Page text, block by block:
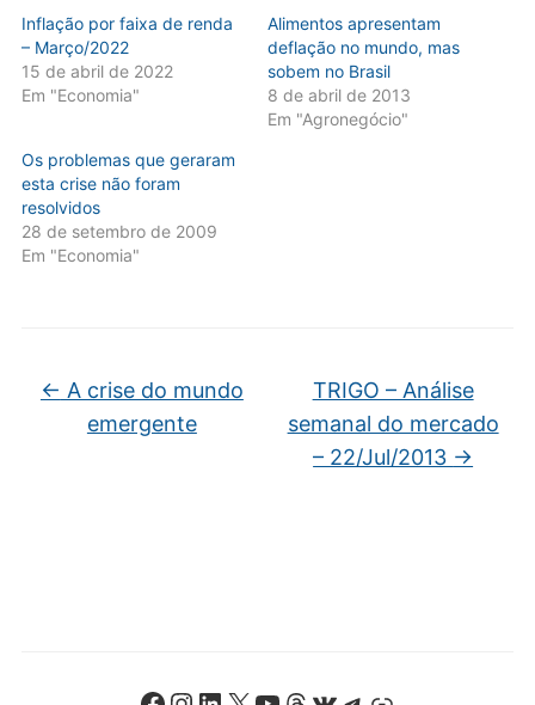
Inflação por faixa de renda
– Março/2022
15 de abril de 2022
Em "Economia"
Alimentos apresentam
deflação no mundo, mas
sobem no Brasil
8 de abril de 2013
Em "Agronegócio"
Os problemas que geraram
esta crise não foram
resolvidos
28 de setembro de 2009
Em "Economia"
← A crise do mundo
emergente
TRIGO – Análise
semanal do mercado
– 22/Jul/2013 →
Facebook Instagram LinkedIn X Youtube Threads